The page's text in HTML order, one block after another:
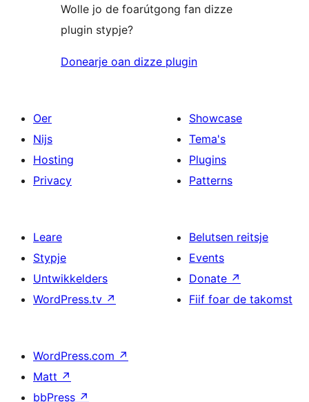
Wolle jo de foarútgong fan dizze
plugin stypje?
Donearje oan dizze plugin
Oer
Nijs
Hosting
Privacy
Showcase
Tema's
Plugins
Patterns
Leare
Stypje
Untwikkelders
WordPress.tv ↗
Belutsen reitsje
Events
Donate ↗
Fiif foar de takomst
WordPress.com ↗
Matt ↗
bbPress ↗